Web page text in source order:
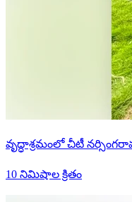
వృద్ధాశ్రమంలో చీటీ
10 నిమిషాల క్రితం